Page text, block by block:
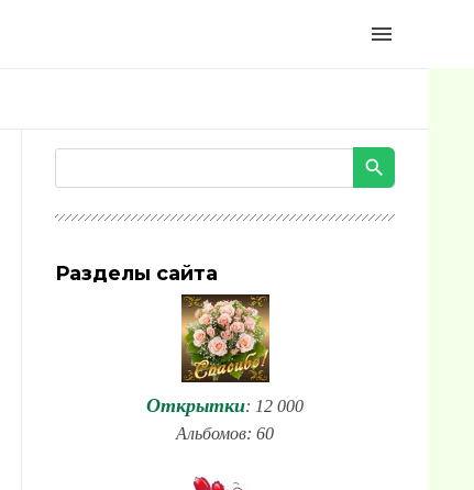
menu
Разделы сайта
Открытки: 12 000
Альбомов: 60